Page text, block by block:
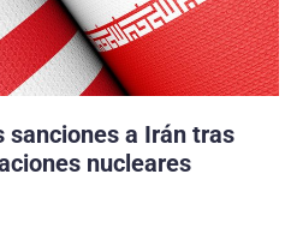
sanciones a Irán tras
nucleares